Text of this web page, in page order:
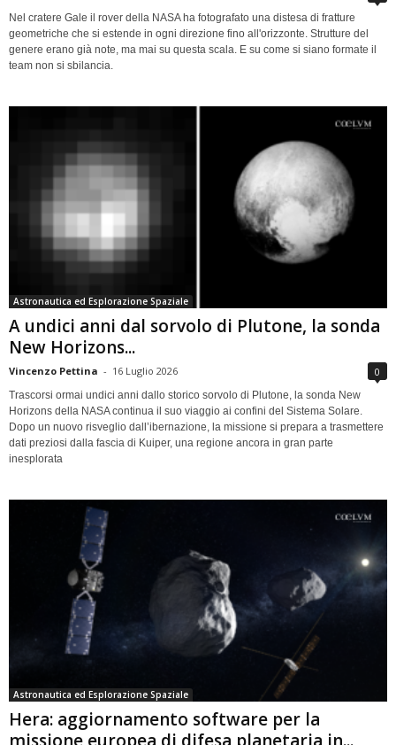
Nel cratere Gale il rover della NASA ha fotografato una distesa di fratture
geometriche che si estende in ogni direzione fino all'orizzonte. Strutture del
genere erano già note, ma mai su questa scala. E su come si siano formate il
team non si sbilancia.
Astronautica ed Esplorazione Spaziale
A undici anni dal sorvolo di Plutone, la sonda
New Horizons...
Vincenzo Pettina - 16 Luglio 2026 0
Trascorsi ormai undici anni dallo storico sorvolo di Plutone, la sonda New
Horizons della NASA continua il suo viaggio ai confini del Sistema Solare.
Dopo un nuovo risveglio dall’ibernazione, la missione si prepara a trasmettere
dati preziosi dalla fascia di Kuiper, una regione ancora in gran parte
inesplorata
Astronautica ed Esplorazione Spaziale
Hera: aggiornamento software per la